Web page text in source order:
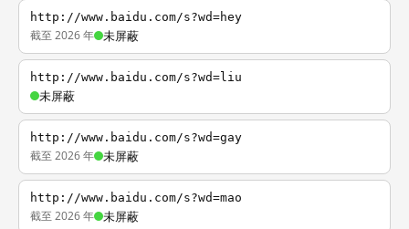
http://www.baidu.com/s?wd=hey
截至 2026 年 未屏蔽
http://www.baidu.com/s?wd=liu
未屏蔽
http://www.baidu.com/s?wd=gay
截至 2026 年 未屏蔽
http://www.baidu.com/s?wd=mao
截至 2026 年 未屏蔽